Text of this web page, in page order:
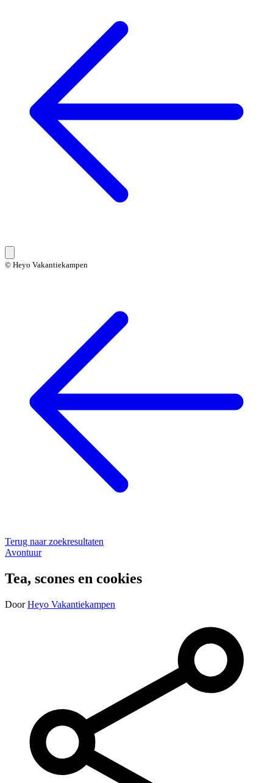
© Heyo Vakantiekampen
Terug naar zoekresultaten
Avontuur
Tea, scones en cookies
Door Heyo Vakantiekampen